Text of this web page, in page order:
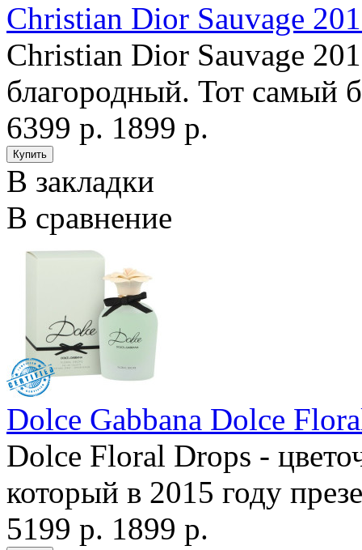
Christian Dior Sauvage
Christian Dior Sauvage
благородный. Тот самый
6399 р. 1899 р.
В закладки
В сравнение
Dolce Gabbana Dolce
Dolce Floral Drops -
который в 2015 году
5199 р. 1899 р.